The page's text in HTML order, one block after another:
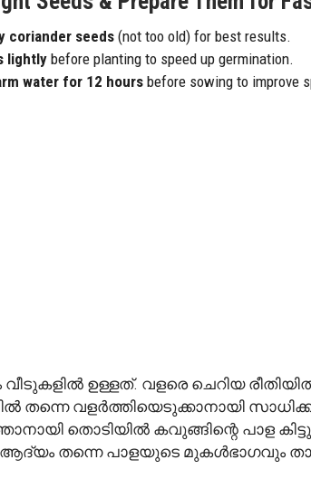
coriander seeds (not too old) for best results.
lightlybefore planting to speed up germination.
water for 12 hours before sowing to improve
ഉള്ളത്. വളരെ ചെറിയ
തന്നെ വളർത്തിയെടുക്കാനായി
തൊടിയിൽ കവുങ്ങിന്റെ പാള
തന്നെ പാളയുടെ മുകൾഭാഗവും